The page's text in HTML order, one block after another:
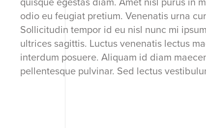
odio eu feugiat pretium. Venenatis urna
Sollicitudin tempor id eu nisl nunc mi
ultrices sagittis. Luctus venenatis lectus
interdum posuere. Aliquam id diam
pellentesque pulvinar. Sed lectus